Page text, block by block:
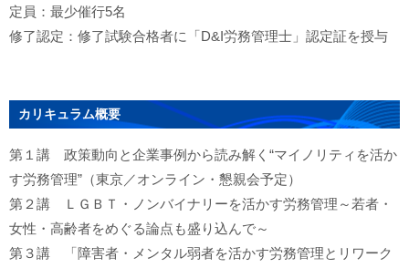
定員：最少催行5名
修了認定：修了試験合格者に「D&I労務管理士」認定証を授与
カリキュラム概要
第１講 政策動向と企業事例から読み解く“マイノリティを活か
す労務管理”（東京／オンライン・懇親会予定）
第２講 ＬＧＢＴ・ノンバイナリーを活かす労務管理～若者・
女性・高齢者をめぐる論点も盛り込んで～
第３講 「障害者・メンタル弱者を活かす労務管理とリワーク